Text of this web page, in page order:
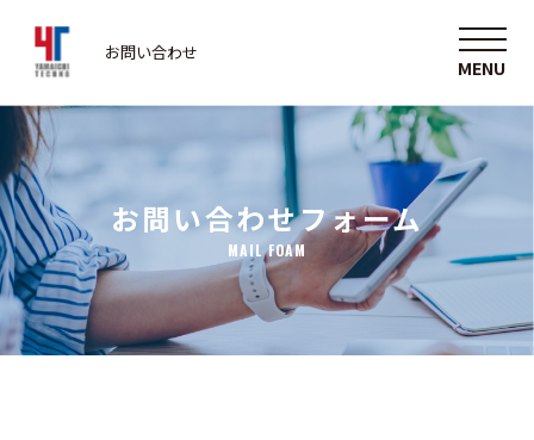
お問い合わせ
お問い合わせフォーム
MAIL FOAM